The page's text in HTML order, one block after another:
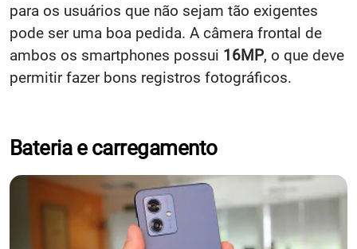
para os usuários que não sejam tão exigentes
pode ser uma boa pedida. A câmera frontal de
ambos os smartphones possui 16MP, o que deve
permitir fazer bons registros fotográficos.
Bateria e carregamento